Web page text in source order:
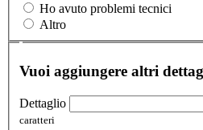
Ho avuto problemi tecnici
Altro
Vuoi aggiungere altri
Dettaglio
caratteri